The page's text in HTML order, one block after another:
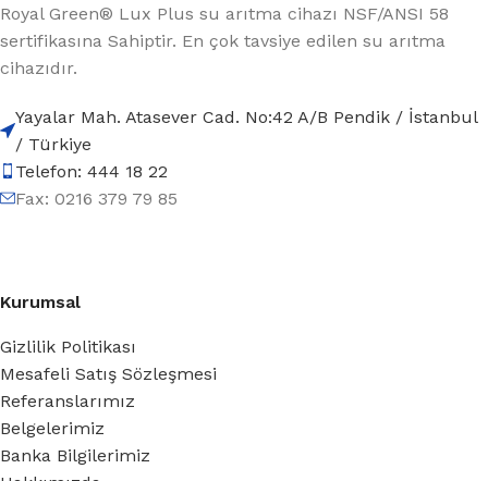
Royal Green® Lux Plus su arıtma cihazı NSF/ANSI 58
sertifikasına Sahiptir. En çok tavsiye edilen su arıtma
cihazıdır.
Yayalar Mah. Atasever Cad. No:42 A/B Pendik / İstanbul
/ Türkiye
Telefon: 444 18 22
Fax: 0216 379 79 85
Kurumsal
Gizlilik Politikası
Mesafeli Satış Sözleşmesi
Referanslarımız
Belgelerimiz
Banka Bilgilerimiz